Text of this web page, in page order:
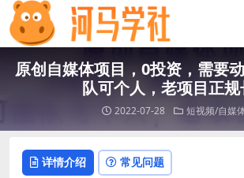
原创自媒体项目，0投资，需要
队可个人，老项目正
2022-07-28 短视频/自媒
详情介绍 常见问题